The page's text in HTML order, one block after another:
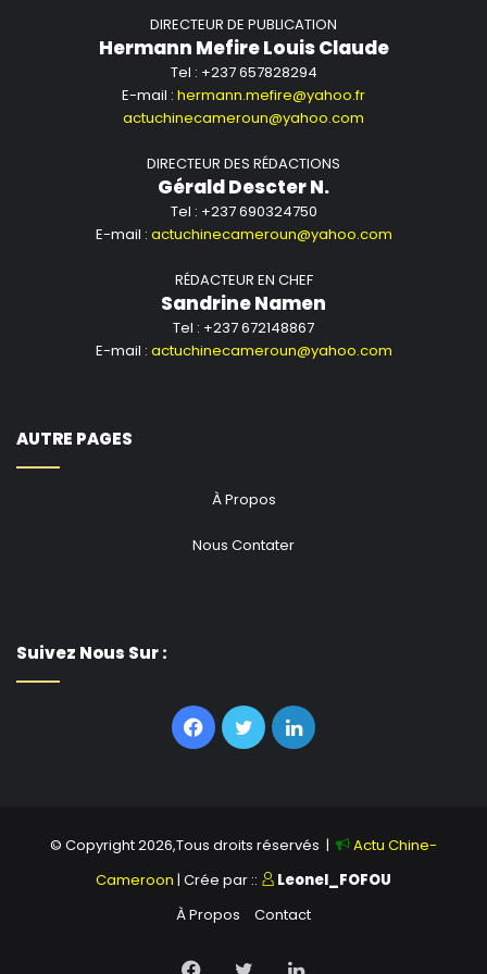
financières mondiales.
(Source/photo : Quotidien du Peuple)
DIRECTEUR DE PUBLICATION
Hermann Mefire Louis Claude
Tel : +237 657828294
E-mail : hermann.mefire@yahoo.fr
actuchinecameroun@yahoo.com
DIRECTEUR DES RÉDACTIONS
Gérald Descter N.
Tel : +237 690324750
E-mail : actuchinecameroun@yahoo.com
RÉDACTEUR EN CHEF
Sandrine Namen
Tel : +237 672148867
E-mail : actuchinecameroun@yahoo.com
AUTRE PAGES
À Propos
Nous Contater
Suivez Nous Sur :
Facebook
TwitterLinkedin
© Copyright 2026,Tous droits réservés |
Actu Chine-
Cameroon | Crée par ::
Leonel_FOFOU
À Propos
Contact